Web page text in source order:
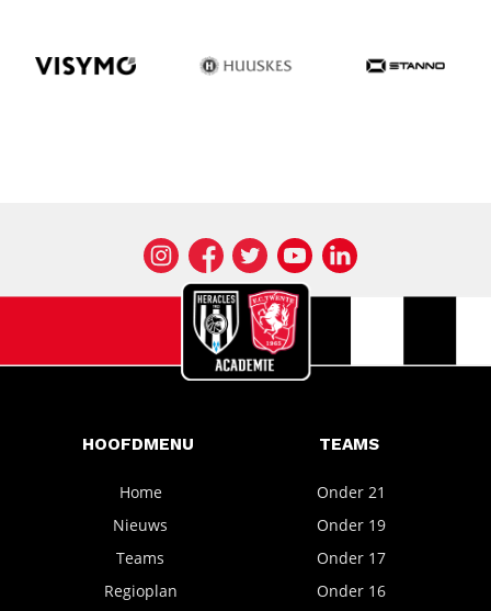
HOOFDMENU
Home
Nieuws
Teams
Regioplan
TEAMS
Onder 21
Onder 19
Onder 17
Onder 16